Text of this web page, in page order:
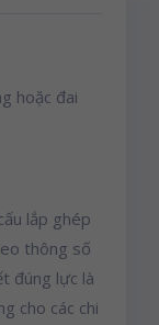
hoặc đai
lắp ghép
thông số
đúng lực là
cho các chi